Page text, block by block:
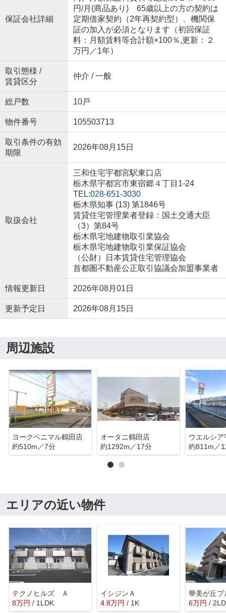
保証会社詳細
円/月(商品あり) 65歳以上の方の契約は
定期借家契約（2年再契約型）、機関保
証の加入が必須となります（初回保証
料：月額賃料等合計額×100％,更新：２
万円／1年）
取引態様 /
賃貸区分
仲介 / 一般
総戸数 10戸
物件番号 105503713
取引条件の有効
期限
2026年08月15日
取扱会社
三和住宅宇都宮駅東口店
栃木県宇都宮市東宿郷４丁目1-24
TEL:028-651-3030
栃木県知事 (13) 第1846号
賃貸住宅管理業者登録：国土交通大臣
（3）第84号
栃木県宅地建物取引業協会
栃木県宅地建物取引業保証協会
（公財）日本賃貸住宅管理協会
首都圏不動産公正取引協議会加盟事業者
情報更新日 2026年08月01日
更新予定日 2026年08月15日
周辺施設
ヨークベニマル鶴田店
約510m／7分
オータニ鶴田店
約1292m／17分
約811m／
エリアの近い物件
テクノヒルズ Ａ
8万円 / 1LDK
イシジンＡ
4.8万円 / 1K
華美が丘プ
6万円 /